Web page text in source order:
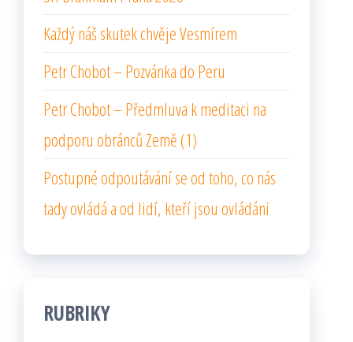
Každý náš skutek chvěje Vesmírem
Petr Chobot – Pozvánka do Peru
Petr Chobot – Předmluva k meditaci na
podporu obránců Země (1)
Postupné odpoutávání se od toho, co nás
tady ovládá a od lidí, kteří jsou ovládáni
RUBRIKY